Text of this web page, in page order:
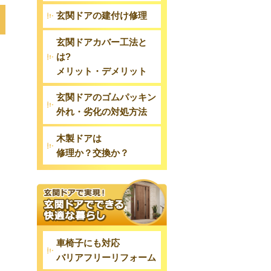
玄関ドアの建付け修理
玄関ドアカバー工法と
は?
メリット・デメリット
玄関ドアのゴムパッキン
外れ・劣化の対処方法
木製ドアは
修理か？交換か？
車椅子にも対応
バリアフリーリフォーム